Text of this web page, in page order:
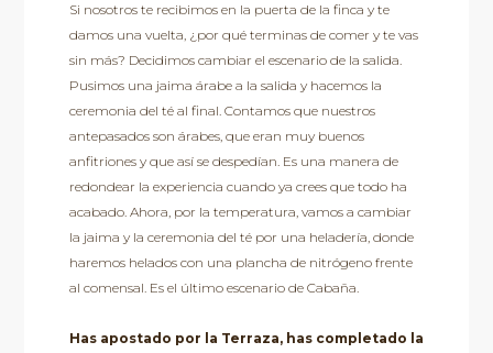
Si nosotros te recibimos en la puerta de la finca y te
damos una vuelta, ¿por qué terminas de comer y te vas
sin más? Decidimos cambiar el escenario de la salida.
Pusimos una jaima árabe a la salida y hacemos la
ceremonia del té al final. Contamos que nuestros
antepasados son árabes, que eran muy buenos
anfitriones y que así se despedían. Es una manera de
redondear la experiencia cuando ya crees que todo ha
acabado. Ahora, por la temperatura, vamos a cambiar
la jaima y la ceremonia del té por una heladería, donde
haremos helados con una plancha de nitrógeno frente
al comensal. Es el último escenario de Cabaña.
Has apostado por la Terraza, has completado la